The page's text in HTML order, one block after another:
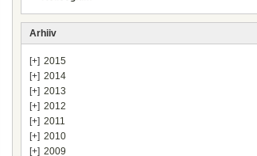
Arhiiv
[+] 2015
[+] 2014
[+] 2013
[+] 2012
[+] 2011
[+] 2010
[+] 2009